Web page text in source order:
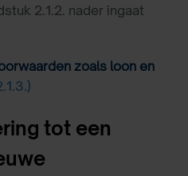
2.1.2. nader ingaat
zoals loon en
tot een